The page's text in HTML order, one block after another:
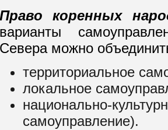
Право коренных
варианты
Севера можно
территориальное
локальное
национально-
самоуправление).